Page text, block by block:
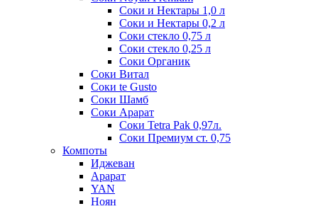
Соки и Нектары 1,0 л
Соки и Нектары 0,2 л
Соки стекло 0,75 л
Соки стекло 0,25 л
Соки Органик
Соки Витал
Соки te Gusto
Соки Шамб
Соки Арарат
Соки Tetra Pak 0,97л.
Соки Премиум ст. 0,75
Компоты
Иджеван
Арарат
YAN
Ноян